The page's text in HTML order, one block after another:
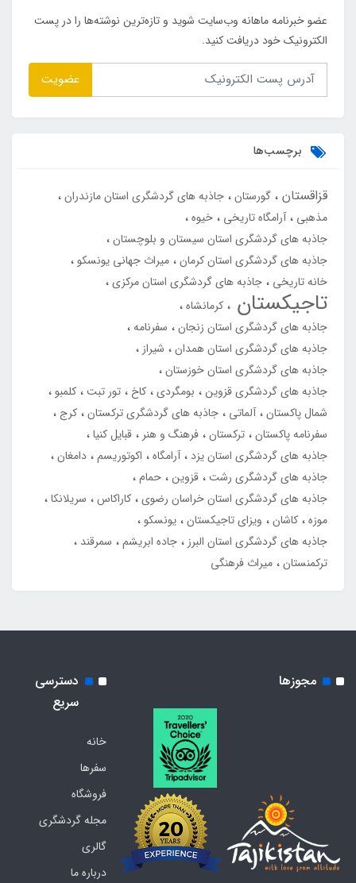
عضو خبرنامه ماهانه وب‌سایت شوید و تازه‌ترین نوشته‌ها را در پست
الکترونیک خود دریافت کنید.
عضویت
برچسب‌ها
قزاقستان گورستان جاذبه های گردشگری استان مازندران
مذهبی
آرامگاه تاریخی
خیوه
جاذبه های گردشگری استان سیستان و بلوچستان
جاذبه های گردشگری استان کرمان میراث جهانی یونسکو
خانه تاریخی
جاذبه های گردشگری استان مرکزی
تاجیکستان
کرمانشاه
جاذبه های گردشگری استان زنجان
سفرنامه
جاذبه های گردشگری استان همدان
شیراز
جاذبه های گردشگری استان خوزستان
جاذبه های گردشگری قزوین
بومگردی کاخ تور تبت کلمبو
شمال پاکستان آلماتی جاذبه های گردشگری ترکستان کرج
سفرنامه پاکستان ترکستان فرهنگ و هنر
قبایل کنیا
جاذبه های گردشگری استان یزد
آرامگاه اکوتوریسم دامغان
جاذبه های گردشگری رشت قزوین حمام
جاذبه های گردشگری استان خراسان رضوی کاراکاس
سریلانکا
موزه کاشان ویزای تاجیکستان یونسکو
جاذبه های گردشگری استان البرز
جاده ابریشم
سمرقند
ترکمنستان میراث فرهنگی
مجوزها
دسترسی
سریع
خانه
سفرها
فروشگاه
مجله گردشگری
گالری
درباره ما